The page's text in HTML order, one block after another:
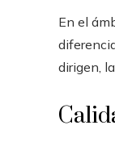
En el
dirigen,